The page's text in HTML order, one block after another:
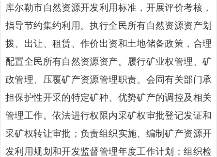
库尔勒市自然资源开发利用标准，开展评价考核，
指导节约集约利用。执行全民所有自然资源资产划
拨、出让、租赁、作价出资和土地储备政策，合理
配置全民所有自然资源资产。履行矿业权管理、矿
政管理、压覆矿产资源管理职责。会同有关部门承
担保护性开采的特定矿种、优势矿产的调控及相关
管理工作。依法进行权限内采矿权审批登记发证和
采矿权转让审批；负责组织实施、编制矿产资源开
发利用规划和开发监督管理年度工作计划；组织检